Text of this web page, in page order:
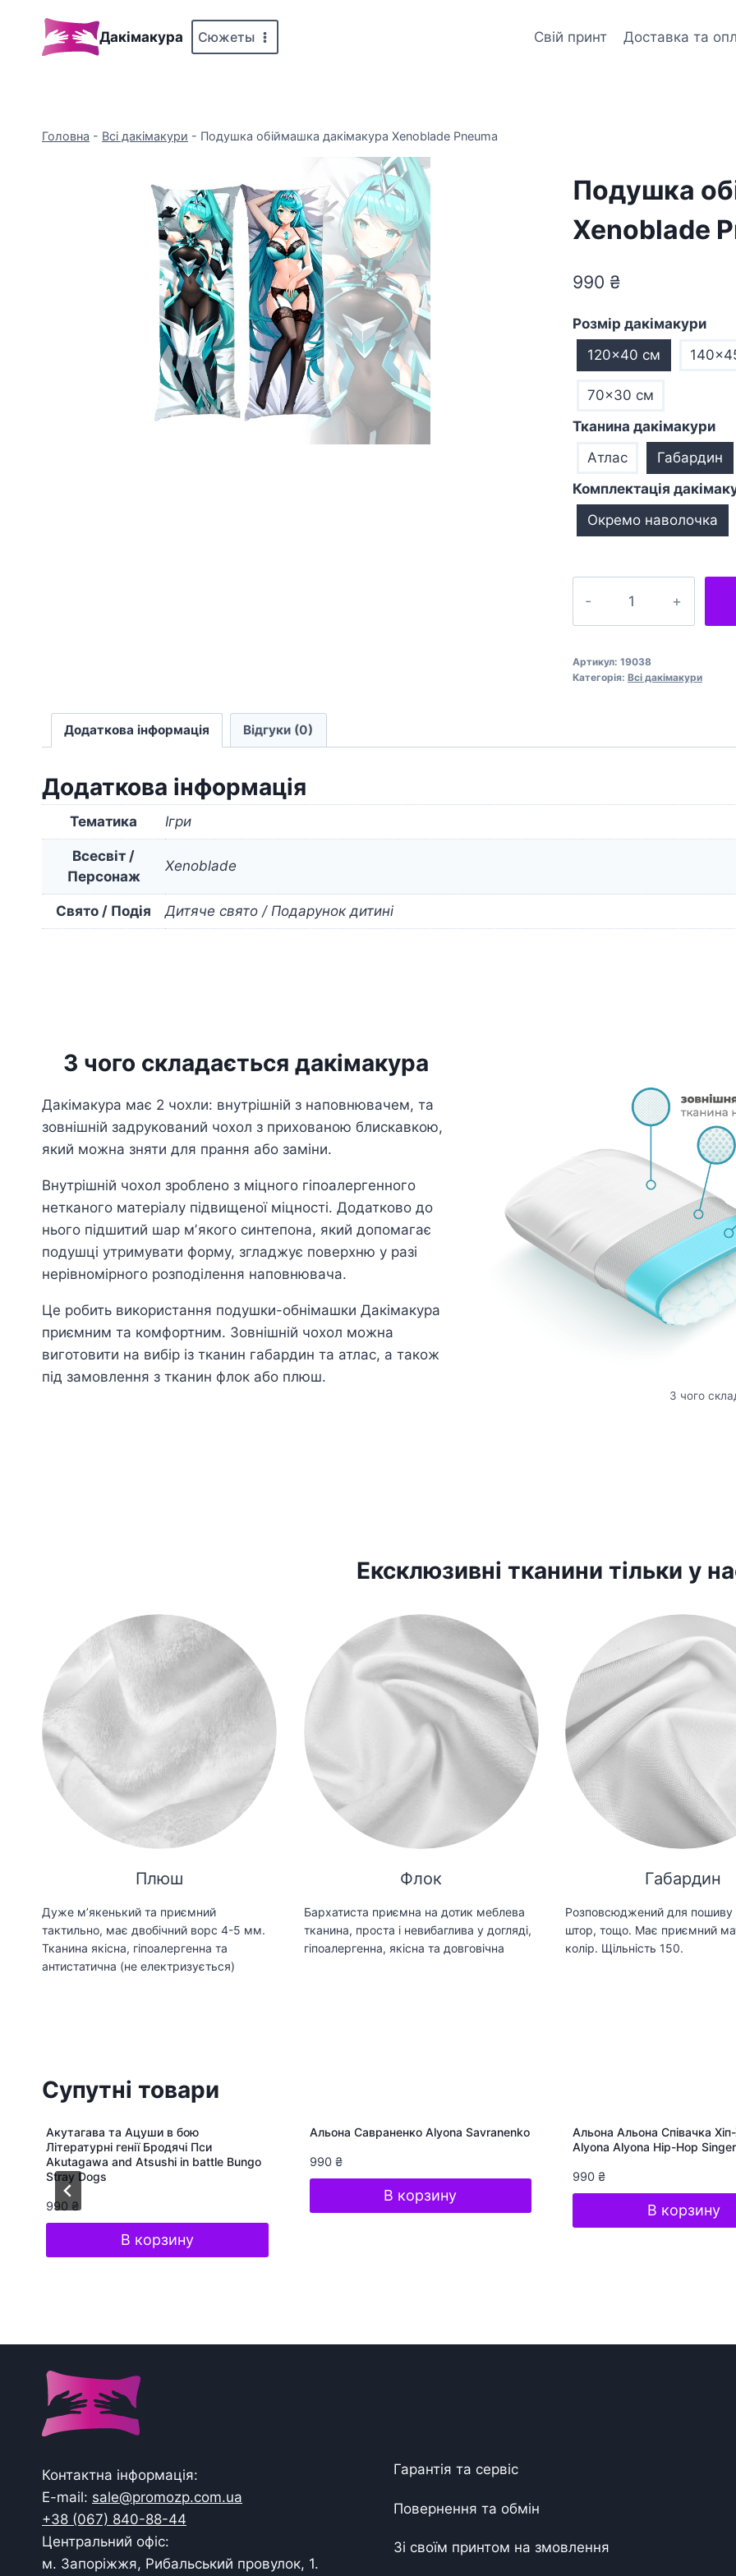
вмісту
Дакімакура Сюжеты Свій принт Доставка та
Головна - Всі дакімакури - Подушка обіймашка дакімакура Xenoblade Pneuma
Подушка
Xenoblade
990 ₴
Розмір дакімакури
120x40 см
70×30 см
Тканина дакімакури
Атлас
Габардин
Комплектація
Окремо наволочка
обіймашка
Xenoblade
Pneuma
Артикул: 19038
Категорія: Всі дакімакури
Додаткова інформація Відгуки (0)
Додаткова інформація
Тематика Ігри
Всесвіт /
Персонаж
Xenoblade
Свято / Подія Дитяче свято / Подарунок дитині
З чого складається дакімакура
Дакімакура має 2 чохли: внутрішній з наповнювачем, та
зовнішній задрукований чохол з прихованою блискавкою,
який можна зняти для прання або заміни.
Внутрішній чохол зроблено з міцного гіпоалергенного
нетканого матеріалу підвищеної міцності. Додатково до
нього підшитий шар мʼякого синтепона, який допомагає
подушці утримувати форму, згладжує поверхню у разі
нерівномірного розподілення наповнювача.
Це робить використання подушки-обнімашки Дакімакура
приємним та комфортним. Зовнішній чохол можна
виготовити на вибір із тканин габардин та атлас, а також
під замовлення з тканин флок або плюш.
З чого
Ексклюзивні тканини тільки у
Плюш
Дуже мʼякенький та приємний
тактильно, має двобічний ворс 4-5 мм.
Тканина якісна, гіпоалергенна та
антистатична (не електризується)
Флок
Бархатиста приємна на дотик меблева
тканина, проста і невибаглива у догляді,
гіпоалергенна, якісна та довговічна
Габардин
Розповсюджений для пошиву
штор, тощо. Має приємний
колір. Щільність 150.
Супутні товари
Акутагава та Ацуши в бою
Літературні генії Бродячі Пси
Akutagawa and Atsushi in battle Bungo
Stray Dogs
990 ₴
В корзину
Альона Савраненко Alyona Savranenko
990 ₴
В корзину
Альона Альона Співачка
Alyona Alyona Hip-Hop Singer
990 ₴
В корзину
Контактна інформація:
E-mail: sale@promozp.com.ua
+38 (067) 840-88-44
Центральний офіс:
м. Запоріжжя, Рибальський провулок, 1.
Гарантія та сервіс
Повернення та обмін
Зі своїм принтом на змовлення